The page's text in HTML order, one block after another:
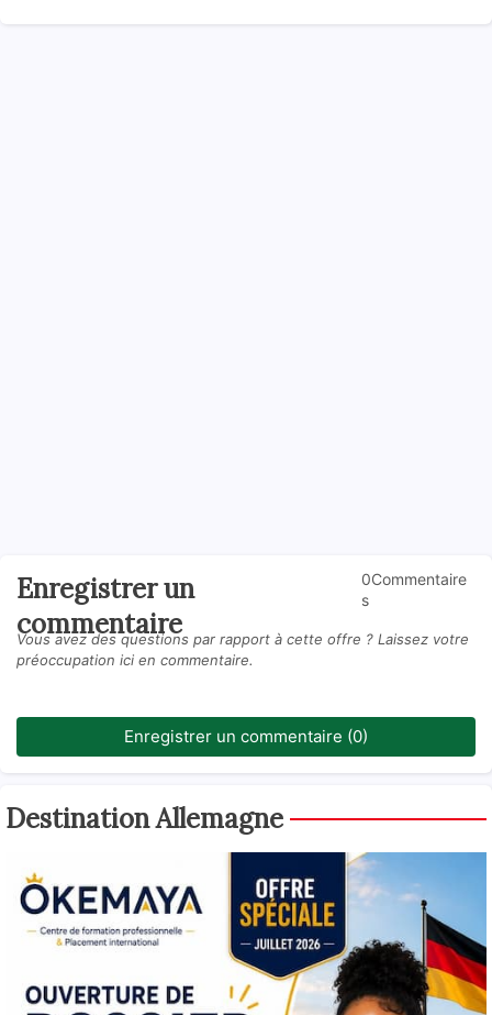
Enregistrer un
commentaire
0Commentaire
s
Vous avez des questions par rapport à cette offre ? Laissez votre
préoccupation ici en commentaire.
Enregistrer un commentaire (0)
Destination Allemagne